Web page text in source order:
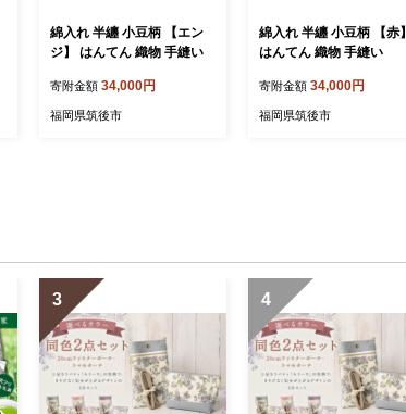
綿入れ 半纏 小豆柄 【エン
ジ】 はんてん 織物 手縫い
寄附金額 34,000円
福岡県筑後市
綿入れ 半纏 小豆柄 【赤】
はんてん 織物 手縫い
寄附金額 34,000円
福岡県筑後市
3 4